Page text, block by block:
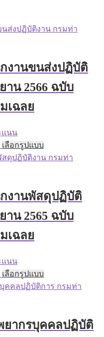
งานขนส่งปฏิบัติ
าน 2566 ฉบับ
เฉลย
แนน
เลือกรูปแบบ
งานพัสดุปฏิบัติ
าน 2565 ฉบับ
เฉลย
แนน
เลือกรูปแบบ
ยากรบุคคลปฏิบัติ